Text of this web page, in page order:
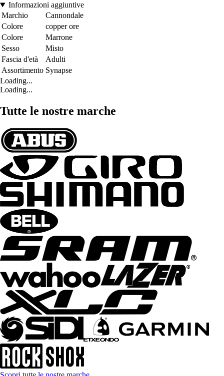
Informazioni aggiuntive
Marchio
Cannondale
Colore
copper ore
Colore
Marrone
Sesso
Misto
Fascia d'età
Adulti
Assortimento Synapse
Loading...
Loading...
Tutte le nostre marche